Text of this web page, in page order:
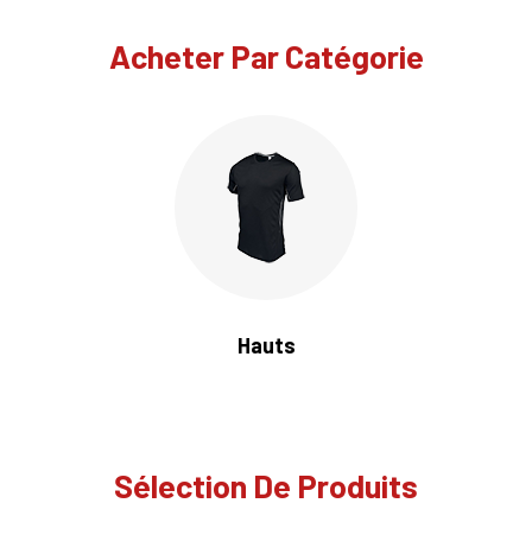
Acheter Par Catégorie
Hauts
Sélection De Produits